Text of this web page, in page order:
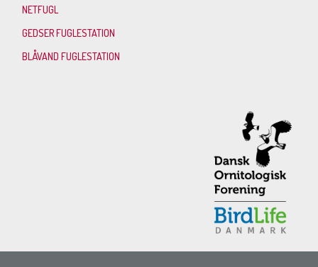
NETFUGL
GEDSER FUGLESTATION
BLÅVAND FUGLESTATION